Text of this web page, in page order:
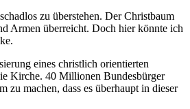
zu überstehen. Der Christbaum
Armen überreicht. Doch hier könnte ich
eines christlich orientierten
Kirche. 40 Millionen Bundesbürger
zu machen, dass es überhaupt in dieser